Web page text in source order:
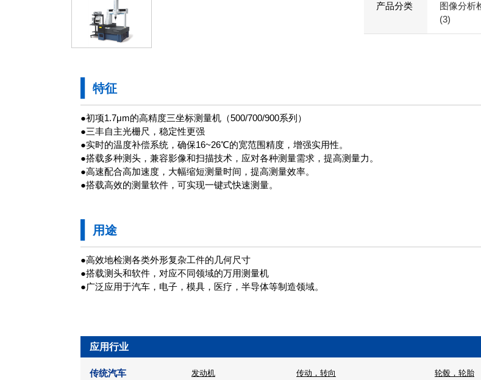
产品分类 图像分析
(3)
特征
●初项1.7μm的高精度三坐标测量机（500/700/900系列）
●三丰自主光栅尺，稳定性更强
●实时的温度补偿系统，确保16~26℃的宽范围精度，增强实用性。
●搭载多种测头，兼容影像和扫描技术，应对各种测量需求，提高测量力。
●高速配合高加速度，大幅缩短测量时间，提高测量效率。
●搭载高效的测量软件，可实现一键式快速测量。
用途
●高效地检测各类外形复杂工件的几何尺寸
●搭载测头和软件，对应不同领域的万用测量机
●广泛应用于汽车，电子，模具，医疗，半导体等制造领域。
应用行业
传统汽车 发动机 传动，转向 轮毂，轮胎